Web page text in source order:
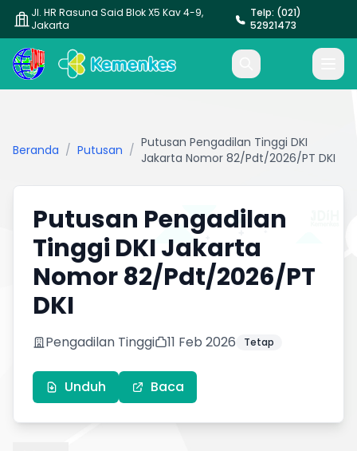
Jl. HR Rasuna Said Blok X5 Kav 4-9,
Jakarta
Telp: (021)
52921473
Beranda / Putusan / Putusan Pengadilan Tinggi DKI
Jakarta Nomor 82/Pdt/2026/PT DKI
Putusan Pengadilan
Tinggi DKI Jakarta
Nomor 82/Pdt/2026/PT
DKI
Pengadilan Tinggi 11 Feb 2026 Tetap
Unduh Baca